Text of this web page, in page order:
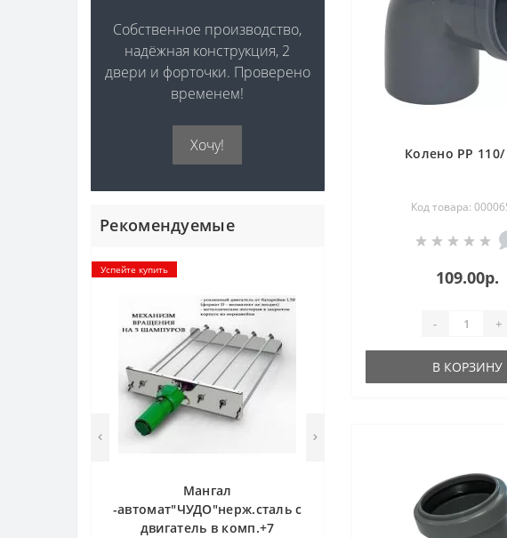
Собственное производство,
надёжная конструкция, 2
двери и форточки. Проверено
временем!
Хочу!
Рекомендуемые
Успейте купить
Мангал
-автомат"ЧУДО"нерж.сталь с
двигатель в комп.+7
Колено РР
Код товара:
109.00р.
- +
В КОРЗИНУ